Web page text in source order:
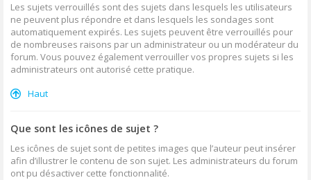
Les sujets verrouillés sont des sujets dans lesquels les utilisateurs
ne peuvent plus répondre et dans lesquels les sondages sont
automatiquement expirés. Les sujets peuvent être verrouillés pour
de nombreuses raisons par un administrateur ou un modérateur du
forum. Vous pouvez également verrouiller vos propres sujets si les
administrateurs ont autorisé cette pratique.
Haut
Que sont les icônes de sujet ?
Les icônes de sujet sont de petites images que l’auteur peut insérer
afin d’illustrer le contenu de son sujet. Les administrateurs du forum
ont pu désactiver cette fonctionnalité.